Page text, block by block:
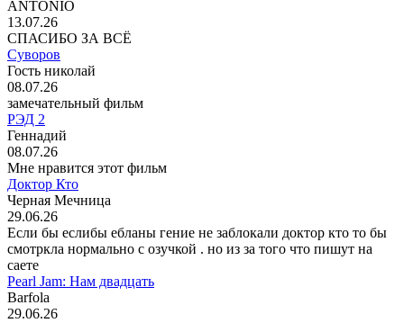
ANTONIO
13.07.26
СПАСИБО ЗА ВСЁ
Суворов
Гость николай
08.07.26
замечательный фильм
РЭД 2
Геннадий
08.07.26
Мне нравится этот фильм
Доктор Кто
Черная Мечница
29.06.26
Если бы еслибы ебланы гение не заблокали доктор кто то бы
смотркла нормально с озучкой . но из за того что пишут на
саете
Pearl Jam: Нам двадцать
Barfola
29.06.26